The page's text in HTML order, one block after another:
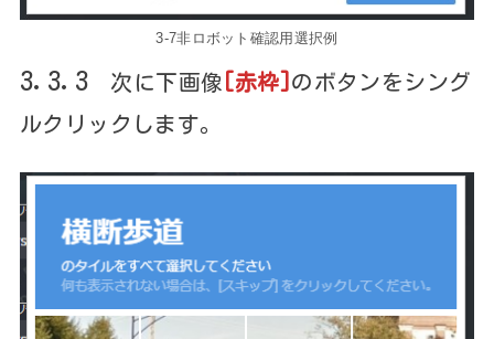
3-7非ロボット確認用選択例
3.3.3次に下画像 [赤枠] のボタンをシング
ルクリックします。